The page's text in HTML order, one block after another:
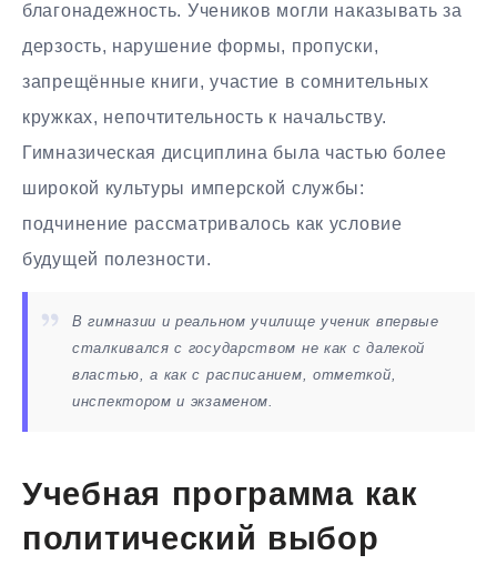
благонадежность. Учеников могли наказывать за
дерзость, нарушение формы, пропуски,
запрещённые книги, участие в сомнительных
кружках, непочтительность к начальству.
Гимназическая дисциплина была частью более
широкой культуры имперской службы:
подчинение рассматривалось как условие
будущей полезности.
В гимназии и реальном училище ученик впервые
сталкивался с государством не как с далекой
властью, а как с расписанием, отметкой,
инспектором и экзаменом.
Учебная программа как
политический выбор